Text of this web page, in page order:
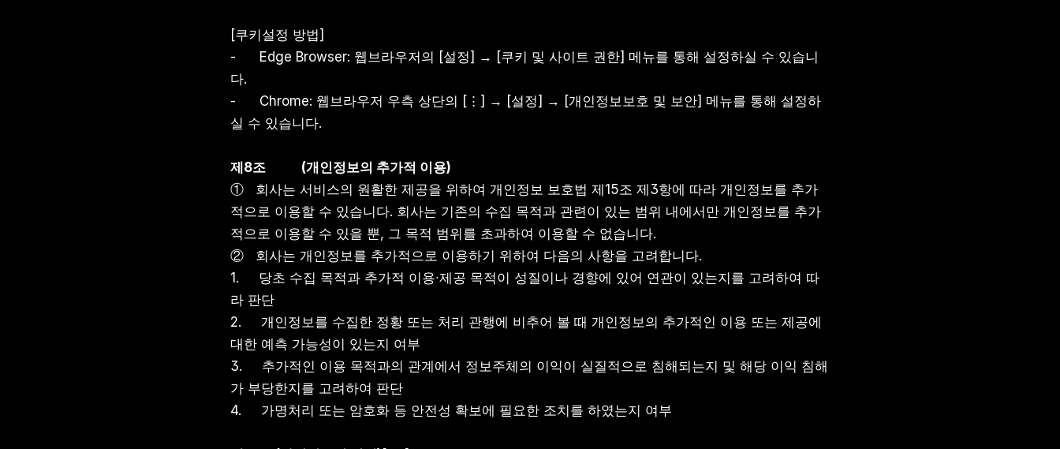
[쿠키설정 방법]
-      Edge Browser: 웹브라우저의 [설정] → [쿠키 및 사이트 권한] 메뉴를 통해 설정하실 수 있습니
다.
-      Chrome: 웹브라우저 우측 상단의 [⋮] → [설정] → [개인정보보호 및 보안] 메뉴를 통해 설정하
실 수 있습니다.
제8조
(개인정보의 추가적 이용)
①   회사는 서비스의 원활한 제공을 위하여 개인정보 보호법 제15조 제3항에 따라 개인정보를 추가
적으로 이용할 수 있습니다. 회사는 기존의 수집 목적과 관련이 있는 범위 내에서만 개인정보를 추가
적으로 이용할 수 있을 뿐, 그 목적 범위를 초과하여 이용할 수 없습니다.
②   회사는 개인정보를 추가적으로 이용하기 위하여 다음의 사항을 고려합니다.
1.     당초 수집 목적과 추가적 이용∙제공 목적이 성질이나 경향에 있어 연관이 있는지를 고려하여 따
라 판단
2.     개인정보를 수집한 정황 또는 처리 관행에 비추어 볼 때 개인정보의 추가적인 이용 또는 제공에
대한 예측 가능성이 있는지 여부
3.     추가적인 이용 목적과의 관계에서 정보주체의 이익이 실질적으로 침해되는지 및 해당 이익 침해
가 부당한지를 고려하여 판단
4.     가명처리 또는 암호화 등 안전성 확보에 필요한 조치를 하였는지 여부